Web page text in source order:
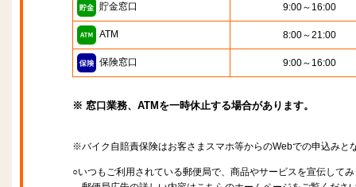
貯金窓口 9:00～16:00
ATM 8:00～21:00
保険窓口 9:00～16:00
※ 窓口業務、ATMを一時休止する場合があります。
※バイク自賠責保険はお客さまスマホ等からのWebでの申込みと
○いつもご利用されている郵便局で、商品やサービスを宣伝して